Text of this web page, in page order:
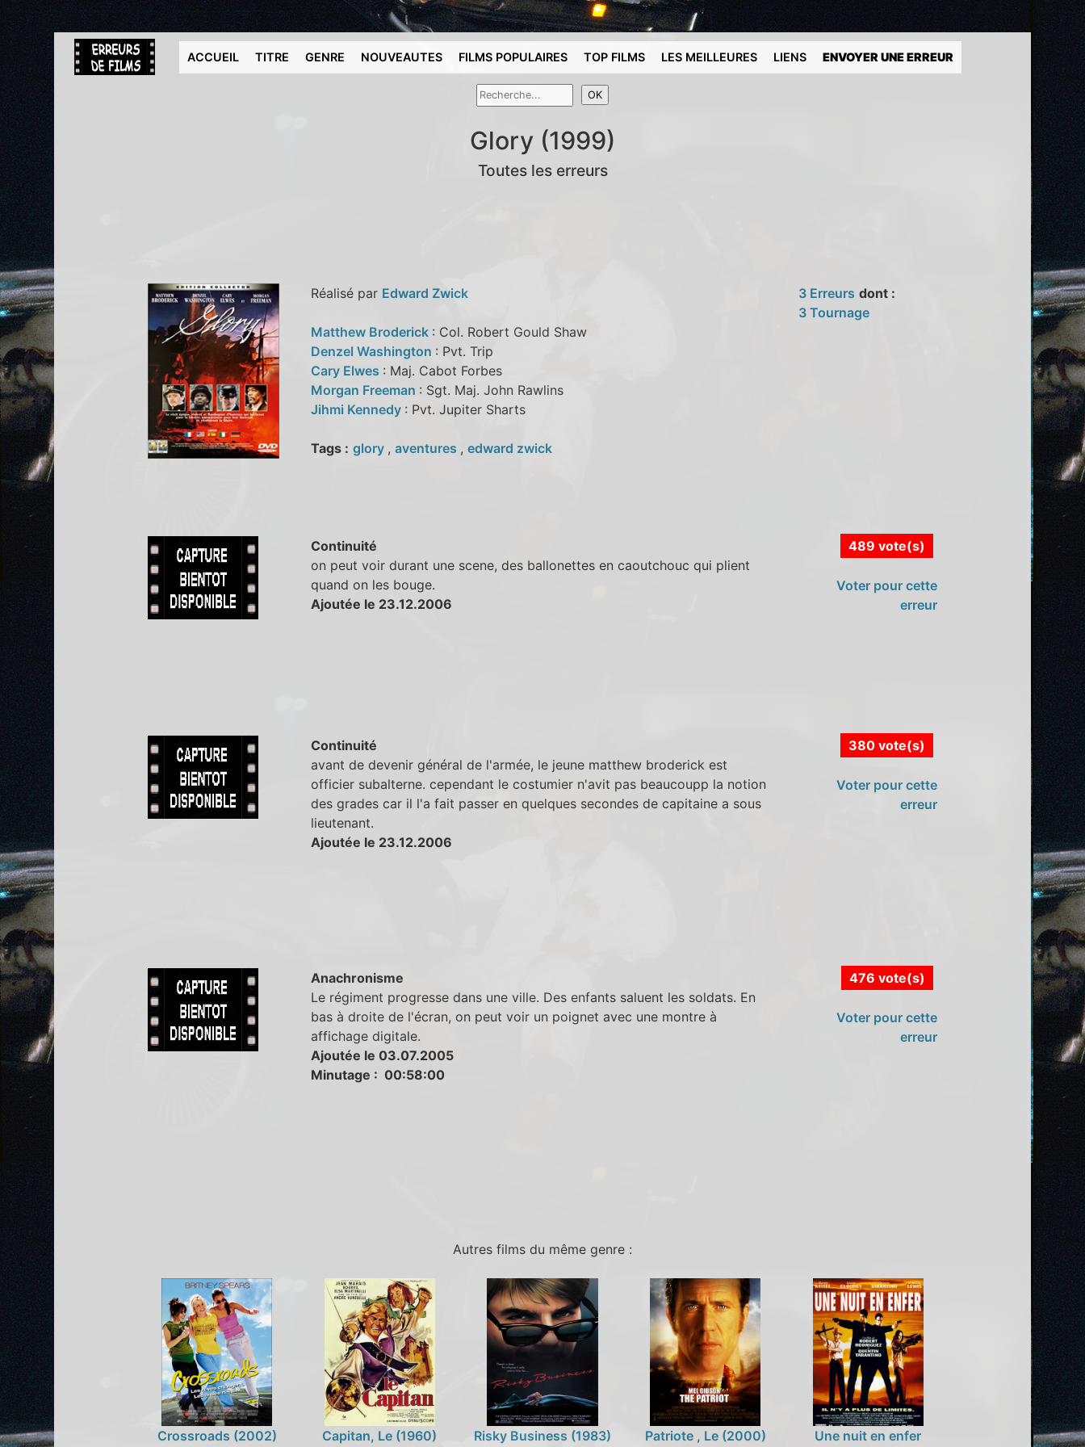
ACCUEIL TITRE GENRE NOUVEAUTES FILMS POPULAIRES TOP FILMS LES MEILLEURES LIENS ENVOYER UNE ERREUR
Glory (1999)
Toutes les erreurs
Réalisé par Edward Zwick
Matthew Broderick : Col. Robert Gould Shaw
Denzel Washington : Pvt. Trip
Cary Elwes : Maj. Cabot Forbes
Morgan Freeman : Sgt. Maj. John Rawlins
Jihmi Kennedy : Pvt. Jupiter Sharts
Tags : glory , aventures , edward zwick
3 Erreurs dont :
3 Tournage
Continuité
on peut voir durant une scene, des ballonettes en caoutchouc qui plient
quand on les bouge.
Ajoutée le 23.12.2006
489 vote(s)
Voter pour cette
erreur
Continuité
avant de devenir général de l'armée, le jeune matthew broderick est
officier subalterne. cependant le costumier n'avit pas beaucoupp la notion
des grades car il l'a fait passer en quelques secondes de capitaine a sous
lieutenant.
Ajoutée le 23.12.2006
380 vote(s)
Voter pour cette
erreur
Anachronisme
Le régiment progresse dans une ville. Des enfants saluent les soldats. En
bas à droite de l'écran, on peut voir un poignet avec une montre à
affichage digitale.
Ajoutée le 03.07.2005
Minutage : 00:58:00
476 vote(s)
Voter pour cette
erreur
Autres films du même genre :
Crossroads (2002) Capitan, Le (1960) Risky Business (1983) Patriote , Le (2000)
Une nuit en enfer